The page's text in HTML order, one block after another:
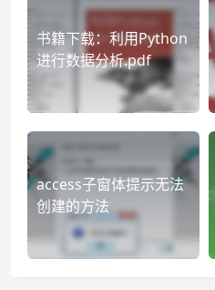
书籍下载：利用Python
进行数据分析.pdf
access子窗体提示无法
创建的方法